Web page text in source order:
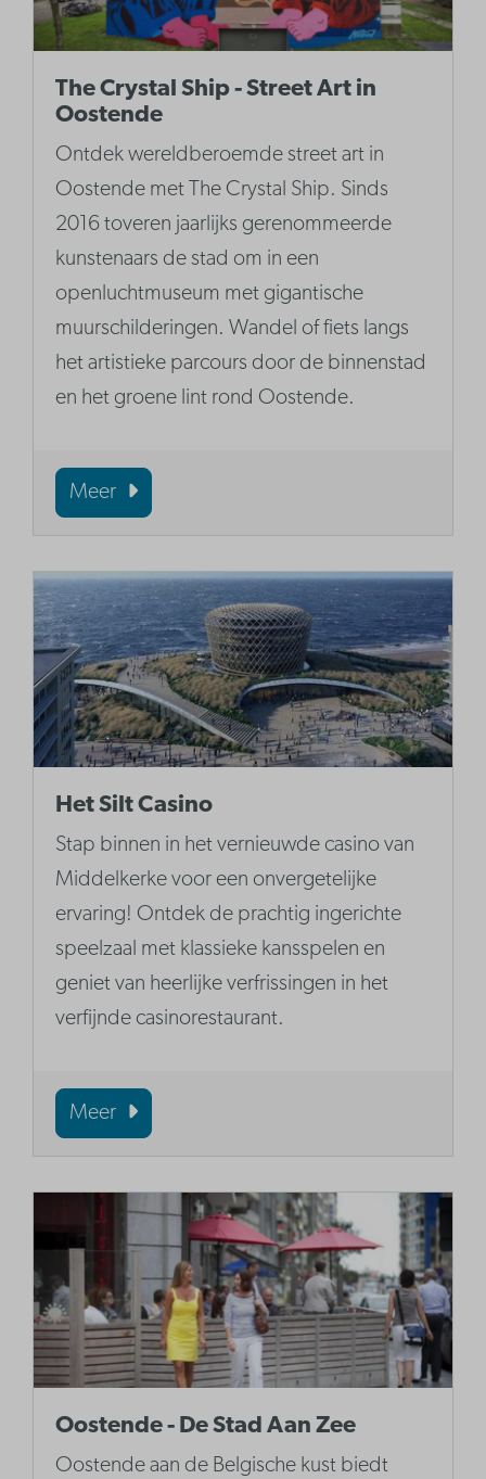
The Crystal Ship - Street Art in
Oostende
Ontdek wereldberoemde street art in
Oostende met The Crystal Ship. Sinds
2016 toveren jaarlijks gerenommeerde
kunstenaars de stad om in een
openluchtmuseum met gigantische
muurschilderingen. Wandel of fiets langs
het artistieke parcours door de binnenstad
en het groene lint rond Oostende.
Meer
Het Silt Casino
Stap binnen in het vernieuwde casino van
Middelkerke voor een onvergetelijke
ervaring! Ontdek de prachtig ingerichte
speelzaal met klassieke kansspelen en
geniet van heerlijke verfrissingen in het
verfijnde casinorestaurant.
Meer
Oostende - De Stad Aan Zee
Oostende aan de Belgische kust biedt